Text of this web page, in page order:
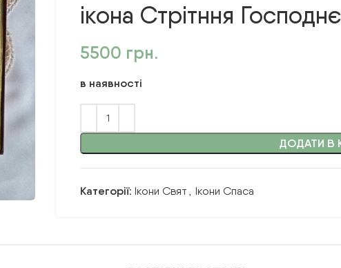
ікона Стрітння
5500 грн.
в наявності
ДОДАТИ В
Категорії: Ікони Свят , Ікони Спаса